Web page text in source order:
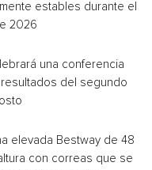
estables durante el
2026
una conferencia
del segundo
elevada Bestway de 48
con correas que se